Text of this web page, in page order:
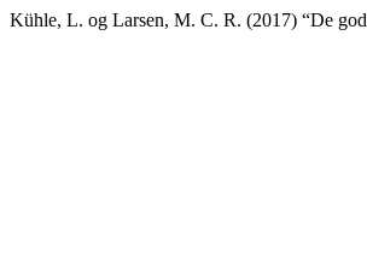
Kühle, L. og Larsen, M. C. R. (2017) “De